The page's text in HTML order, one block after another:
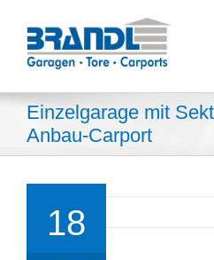
Inhalt
springen
Einzelgarage mit
Anbau-Carport
18